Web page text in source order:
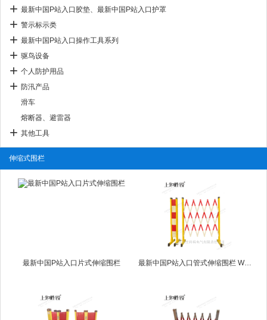
最新中国P站入口胶垫、最新中国P站入口护罩
警示标示类
最新中国P站入口操作工具系列
驱鸟设备
个人防护用品
防汛产品
滑车
熔断器、避雷器
其他工具
伸缩式围栏
最新中国P站入口片式伸缩围栏 最新中国P站入口管式伸缩围栏 WL-JS2型